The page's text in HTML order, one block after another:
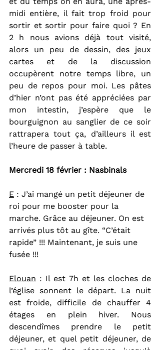
midi entière, il fait trop froid pour
sortir et sortir pour faire quoi ? En
2 h nous avions déjà tout visité,
alors un peu de dessin, des jeux
cartes et de la discussion
occupèrent notre temps libre, un
peu de repos pour moi. Les pâtes
d’hier n’ont pas été appréciées par
mon intestin, j’espère que le
bourguignon au sanglier de ce soir
rattrapera tout ça, d’ailleurs il est
l’heure de passer à table.
Mercredi 18 février : Nasbinals
E : J’ai mangé un petit déjeuner de
roi pour me booster pour la
marche. Grâce au déjeuner. On est
arrivés plus tôt au gîte. “C’était
rapide” !!! Maintenant, je suis une
fusée !!!
Elouan : Il est 7h et les cloches de
l’église sonnent le départ. La nuit
est froide, difficile de chauffer 4
étages en plein hiver. Nous
descendîmes prendre le petit
déjeuner, et quel petit déjeuner, de